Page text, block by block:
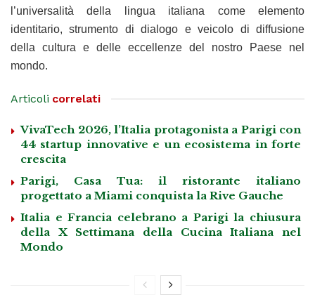
l’universalità della lingua italiana come elemento
identitario, strumento di dialogo e veicolo di diffusione
della cultura e delle eccellenze del nostro Paese nel
mondo.
Articoli correlati
VivaTech 2026, l’Italia protagonista a Parigi con
44 startup innovative e un ecosistema in forte
crescita
Parigi, Casa Tua: il ristorante italiano
progettato a Miami conquista la Rive Gauche
Italia e Francia celebrano a Parigi la chiusura
della X Settimana della Cucina Italiana nel
Mondo